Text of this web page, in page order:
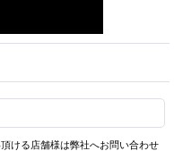
ける店舗様は弊社へお問い合わせ